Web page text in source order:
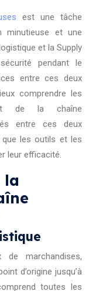
est une tâche
minutieuse et une
et la Supply
pendant le
entre ces deux
comprendre les
de la chaîne
entre ces deux
les outils et les
leur efficacité.
la
marchandises,
d’origine jusqu’à
toutes les